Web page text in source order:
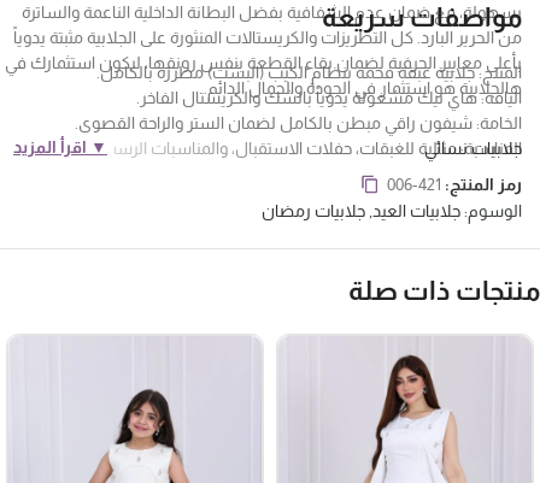
▼ اقرأ المزيد
بسهولة، مع ضمان عدم الشفافية بفضل البطانة الداخلية الناعمة والساترة
من الحرير البارد. كل التطريزات والكريستالات المنثورة على الجلابية مثبتة يدوياً
بأعلى معايير الحرفية لضمان بقاء القطعة بنفس رونقها، ليكون استثمارك في
هالجلابية هو استثمار في الجودة والجمال الدائم.
مواصفات سريعة
المنتج: جلابية غبقة فخمة بنظام الكيب (البشت) مطرزة بالكامل.
الياقة: هاي نيك مشغولة يدوياً بالشك والكريستال الفاخر.
الخامة: شيفون راقي مبطن بالكامل لضمان الستر والراحة القصوى.
المناسبة: مثالية للغبقات، حفلات الاستقبال، والمناسبات الرسمية الراقية.
جلابيات نسائي
رمز المنتج:006-421
الوسوم:جلابيات العيد, جلابيات رمضان
ذات صلة